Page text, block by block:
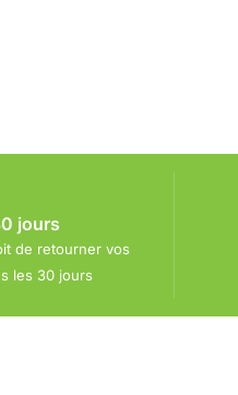
jours
de retourner vos
les 30 jours